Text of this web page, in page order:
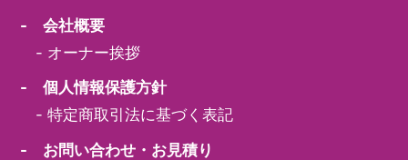
- 会社概要
- オーナー挨拶
- 個人情報保護方針
-特定商取引法に基づく表記
- お問い合わせ・お見積り